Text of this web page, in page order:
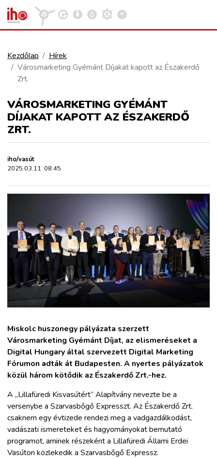
VASÚT
KÖZÚT
REPÜLÉS
KÖZLEKEDÉSFEJLESZTÉS
ZÖLDÚT
HAJÓZÁS
BLOG
ARCHÍVUM
WEBSHOP
BELÉPÉS
REGISZTRÁCIÓ
Kezdőlap
Hírek
Városmarketing Gyémánt Díjakat kapott az Északerdő
Zrt.
VÁROSMARKETING GYÉMÁNT
DÍJAKAT KAPOTT AZ ÉSZAKERDŐ
ZRT.
iho/vasút
2025.03.11. 08:45
Miskolc huszonegy pályázata szerzett
Városmarketing Gyémánt Díjat, az elismeréseket a
Digital Hungary által szervezett Digital Marketing
Fórumon adták át Budapesten. A nyertes pályázatok
közül három kötődik az Északerdő Zrt.-hez.
A „Lillafüredi Kisvasútért” Alapítvány nevezte be a
versenybe a Szarvasbőgő Expresszt. Az Északerdő Zrt.
csaknem egy évtizede rendezi meg a vadgazdálkodást,
vadászati ismereteket és hagyományokat bemutató
programot, aminek részeként a Lillafüredi Állami Erdei
Vasúton közlekedik a Szarvasbőgő Expressz.